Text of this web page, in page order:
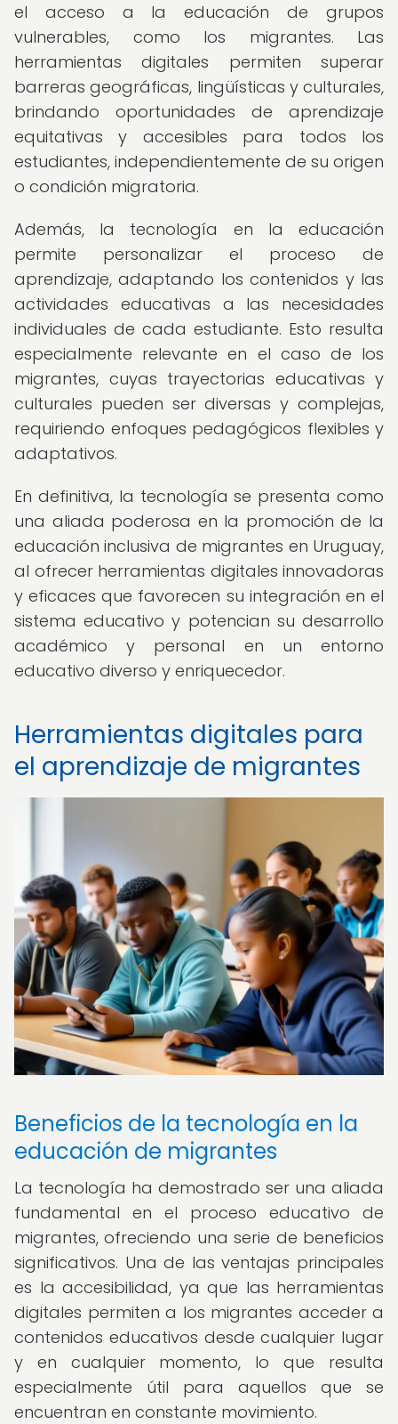
el acceso a la educación de grupos
vulnerables, como los migrantes. Las
herramientas digitales permiten superar
barreras geográficas, lingüísticas y culturales,
brindando oportunidades de aprendizaje
equitativas y accesibles para todos los
estudiantes, independientemente de su origen
o condición migratoria.
Además, la tecnología en la educación
permite personalizar el proceso de
aprendizaje, adaptando los contenidos y las
actividades educativas a las necesidades
individuales de cada estudiante. Esto resulta
especialmente relevante en el caso de los
migrantes, cuyas trayectorias educativas y
culturales pueden ser diversas y complejas,
requiriendo enfoques pedagógicos flexibles y
adaptativos.
En definitiva, la tecnología se presenta como
una aliada poderosa en la promoción de la
educación inclusiva de migrantes en Uruguay,
al ofrecer herramientas digitales innovadoras
y eficaces que favorecen su integración en el
sistema educativo y potencian su desarrollo
académico y personal en un entorno
educativo diverso y enriquecedor.
Herramientas digitales para
el aprendizaje de migrantes
Beneficios de la tecnología en la
educación de migrantes
La tecnología ha demostrado ser una aliada
fundamental en el proceso educativo de
migrantes, ofreciendo una serie de beneficios
significativos. Una de las ventajas principales
es la accesibilidad, ya que las herramientas
digitales permiten a los migrantes acceder a
contenidos educativos desde cualquier lugar
y en cualquier momento, lo que resulta
especialmente útil para aquellos que se
encuentran en constante movimiento.